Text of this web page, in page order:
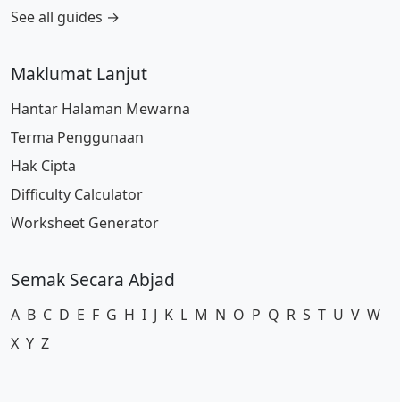
See all guides →
Maklumat Lanjut
Hantar Halaman Mewarna
Terma Penggunaan
Hak Cipta
Difficulty Calculator
Worksheet Generator
Semak Secara Abjad
A B C D E F G H I J K L M N O P Q R S T U V W
X Y Z